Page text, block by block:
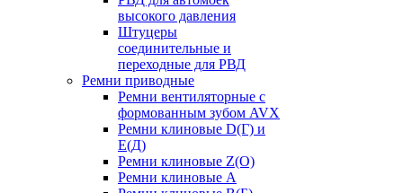
высокого давления
Штуцеры
соединительные и
переходные для РВД
Ремни приводные
Ремни вентиляторные с
формованным зубом AVX
Ремни клиновые D(Г) и
Е(Д)
Ремни клиновые Z(О)
Ремни клиновые А